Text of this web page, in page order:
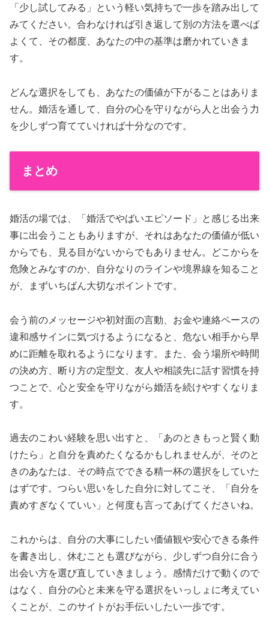
「少し試してみる」という軽い気持ちで一歩を踏み出して
みてください。合わなければ引き返して別の方法を選べば
よくて、その都度、あなたの中の基準は磨かれていきま
す。
どんな選択をしても、あなたの価値が下がることはありま
せん。婚活を通して、自分の心を守りながら人と出会う力
を少しずつ育てていければ十分なのです。
まとめ
婚活の場では、「婚活でやばいエピソード」と感じる出来
事に出会うこともありますが、それはあなたの価値が低い
からでも、見る目がないからでもありません。どこからを
危険とみなすのか、自分なりのラインや境界線を知ること
が、まずいちばん大切なポイントです。
会う前のメッセージや初対面の言動、お金や連絡ペースの
違和感サインに気づけるようになると、危ない相手から早
めに距離を取れるようになります。また、会う場所や時間
の決め方、断り方の定型文、友人や相談先に話す習慣を持
つことで、心と安全を守りながら婚活を続けやすくなりま
す。
過去のこわい経験を思い出すと、「あのときもっと賢く動
けたら」と自分を責めたくなるかもしれませんが、そのと
きのあなたは、その時点でできる精一杯の選択をしていた
はずです。つらい思いをした自分に対してこそ、「自分を
責めすぎなくていい」と何度も言ってあげてくださいね。
これからは、自分の大事にしたい価値観や安心できる条件
を書き出し、休むことも選びながら、少しずつ自分に合う
出会い方を選び直していきましょう。感情だけで動くので
はなく、自分の心と未来を守る選択をいっしょに考えてい
くことが、このサイトがお手伝いしたい一歩です。